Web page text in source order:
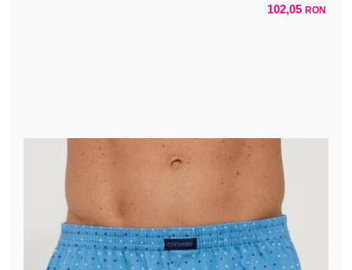
102,05 RON